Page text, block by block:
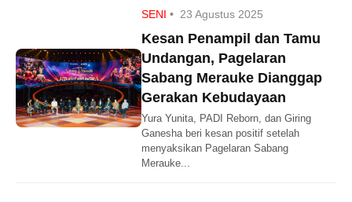
SENI • 23 Agustus 2025
Kesan Penampil dan Tamu
Undangan, Pagelaran
Sabang Merauke Dianggap
Gerakan Kebudayaan
Yura Yunita, PADI Reborn, dan Giring
Ganesha beri kesan positif setelah
menyaksikan Pagelaran Sabang
Merauke...